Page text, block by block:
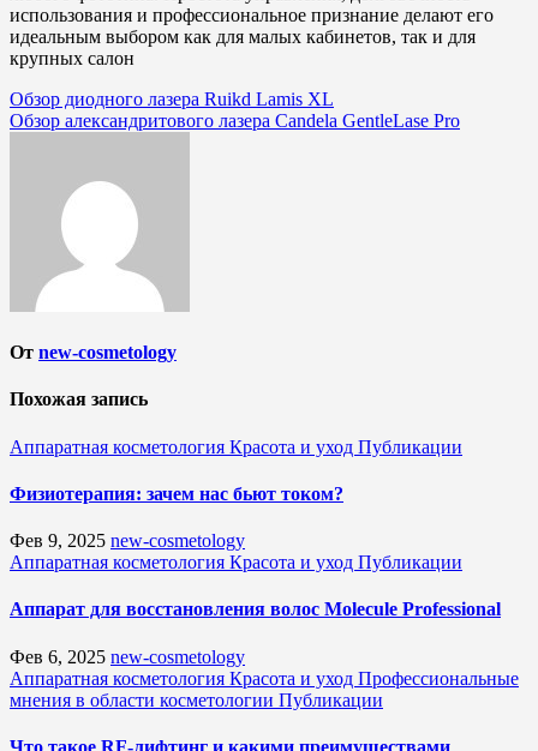
использования и профессиональное признание делают его
идеальным выбором как для малых кабинетов, так и для
крупных салон
Навигация
по
Обзор диодного лазера Ruikd Lamis XL
Обзор александритового лазера Candela GentleLase Pro
От new-cosmetology
Похожая запись
Аппаратная косметология Красота и уход Публикации
Физиотерапия: зачем нас бьют током?
Фев 9, 2025 new-cosmetology
Аппаратная косметология Красота и уход Публикации
Аппарат для восстановления волос Molecule Professional
Фев 6, 2025 new-cosmetology
Аппаратная косметология Красота и уход Профессиональные
мнения в области косметологии Публикации
Что такое RF-лифтинг и какими преимуществами